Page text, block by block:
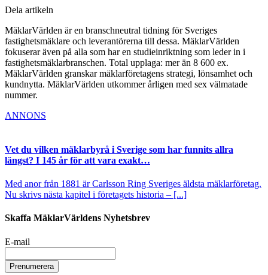
Dela artikeln
MäklarVärlden är en branschneutral tidning för Sveriges
fastighetsmäklare och leverantörerna till dessa. MäklarVärlden
fokuserar även på alla som har en studieinriktning som leder in i
fastighetsmäklarbranschen. Total upplaga: mer än 8 600 ex.
MäklarVärlden granskar mäklarföretagens strategi, lönsamhet och
kundnytta. MäklarVärlden utkommer årligen med sex välmatade
nummer.
ANNONS
Vet du vilken mäklarbyrå i Sverige som har funnits allra
längst? I 145 år för att vara exakt…
Med anor från 1881 är Carlsson Ring Sveriges äldsta mäklarföretag.
Nu skrivs nästa kapitel i företagets historia – [...]
Skaffa MäklarVärldens Nyhetsbrev
E-mail
Prenumerera